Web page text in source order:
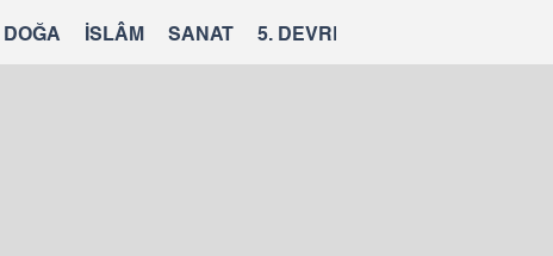
DOĞA İSLÂM SANAT 5. DEVRE